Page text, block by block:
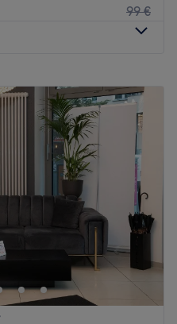
99 €
09:30–19:00
09:30–19:00
09:30–
09:30–
10:00–
Geschlossen
Fingernägel oder
natürlichen Look? So oder
werden deine
Maniküre,
oder Shellac — lehne dich